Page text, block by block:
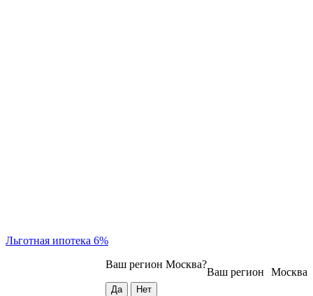
Льготная ипотека 6%
Москва
Ваш регион
Ваш регион Москва?